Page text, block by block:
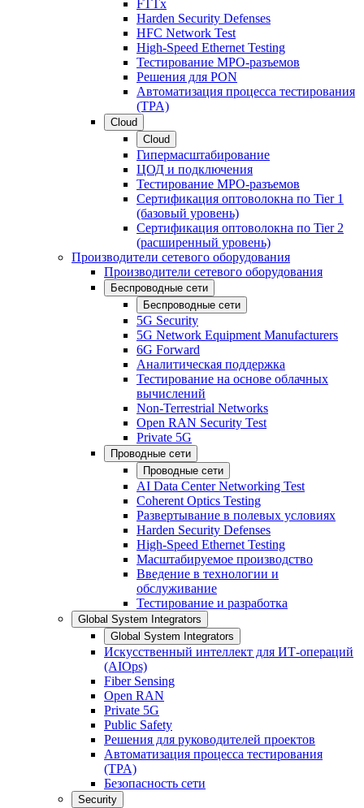
FTTx
Harden Security Defenses
HFC Network Test
High-Speed Ethernet Testing
Тестирование МРО-разъемов
Решения для PON
Автоматизация процесса тестирования
(TPA)
Cloud
Cloud
Гипермасштабирование
ЦОД и подключения
Тестирование МРО-разъемов
Сертификация оптоволокна по Tier 1
(базовый уровень)
Сертификация оптоволокна по Tier 2
(расширенный уровень)
Производители сетевого оборудования
Производители сетевого оборудования
Беспроводные сети
Беспроводные сети
5G Security
5G Network Equipment Manufacturers
6G Forward
Аналитическая поддержка
Тестирование на основе облачных
вычислений
Non-Terrestrial Networks
Open RAN Security Test
Private 5G
Проводные сети
Проводные сети
AI Data Center Networking Test
Coherent Optics Testing
Развертывание в полевых условиях
Harden Security Defenses
High-Speed Ethernet Testing
Масштабируемое производство
Введение в технологии и
обслуживание
Тестирование и разработка
Global System Integrators
Global System Integrators
Искусственный интеллект для ИТ-операций
(AIOps)
Fiber Sensing
Open RAN
Private 5G
Public Safety
Решения для руководителей проектов
Автоматизация процесса тестирования
(TPA)
Безопасность сети
Security